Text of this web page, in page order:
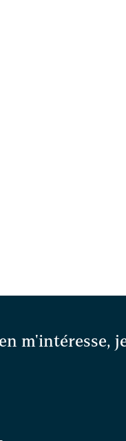
m'intéresse,